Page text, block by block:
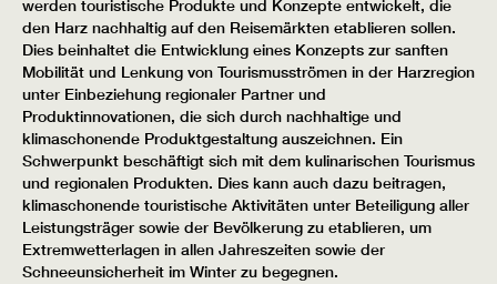
werden touristische Produkte und Konzepte entwickelt, die
den Harz nachhaltig auf den Reisemärkten etablieren sollen.
Dies beinhaltet die Entwicklung eines Konzepts zur sanften
Mobilität und Lenkung von Tourismusströmen in der Harzregion
unter Einbeziehung regionaler Partner und
Produktinnovationen, die sich durch nachhaltige und
klimaschonende Produktgestaltung auszeichnen. Ein
Schwerpunkt beschäftigt sich mit dem kulinarischen Tourismus
und regionalen Produkten. Dies kann auch dazu beitragen,
klimaschonende touristische Aktivitäten unter Beteiligung aller
Leistungsträger sowie der Bevölkerung zu etablieren, um
Extremwetterlagen in allen Jahreszeiten sowie der
Schneeunsicherheit im Winter zu begegnen.